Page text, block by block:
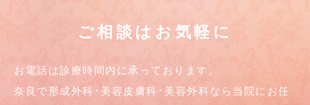
ご相談はお気軽に
お電話は診療時間内に承っております。
奈良で形成外科･美容皮膚科･美容外科なら当院にお任